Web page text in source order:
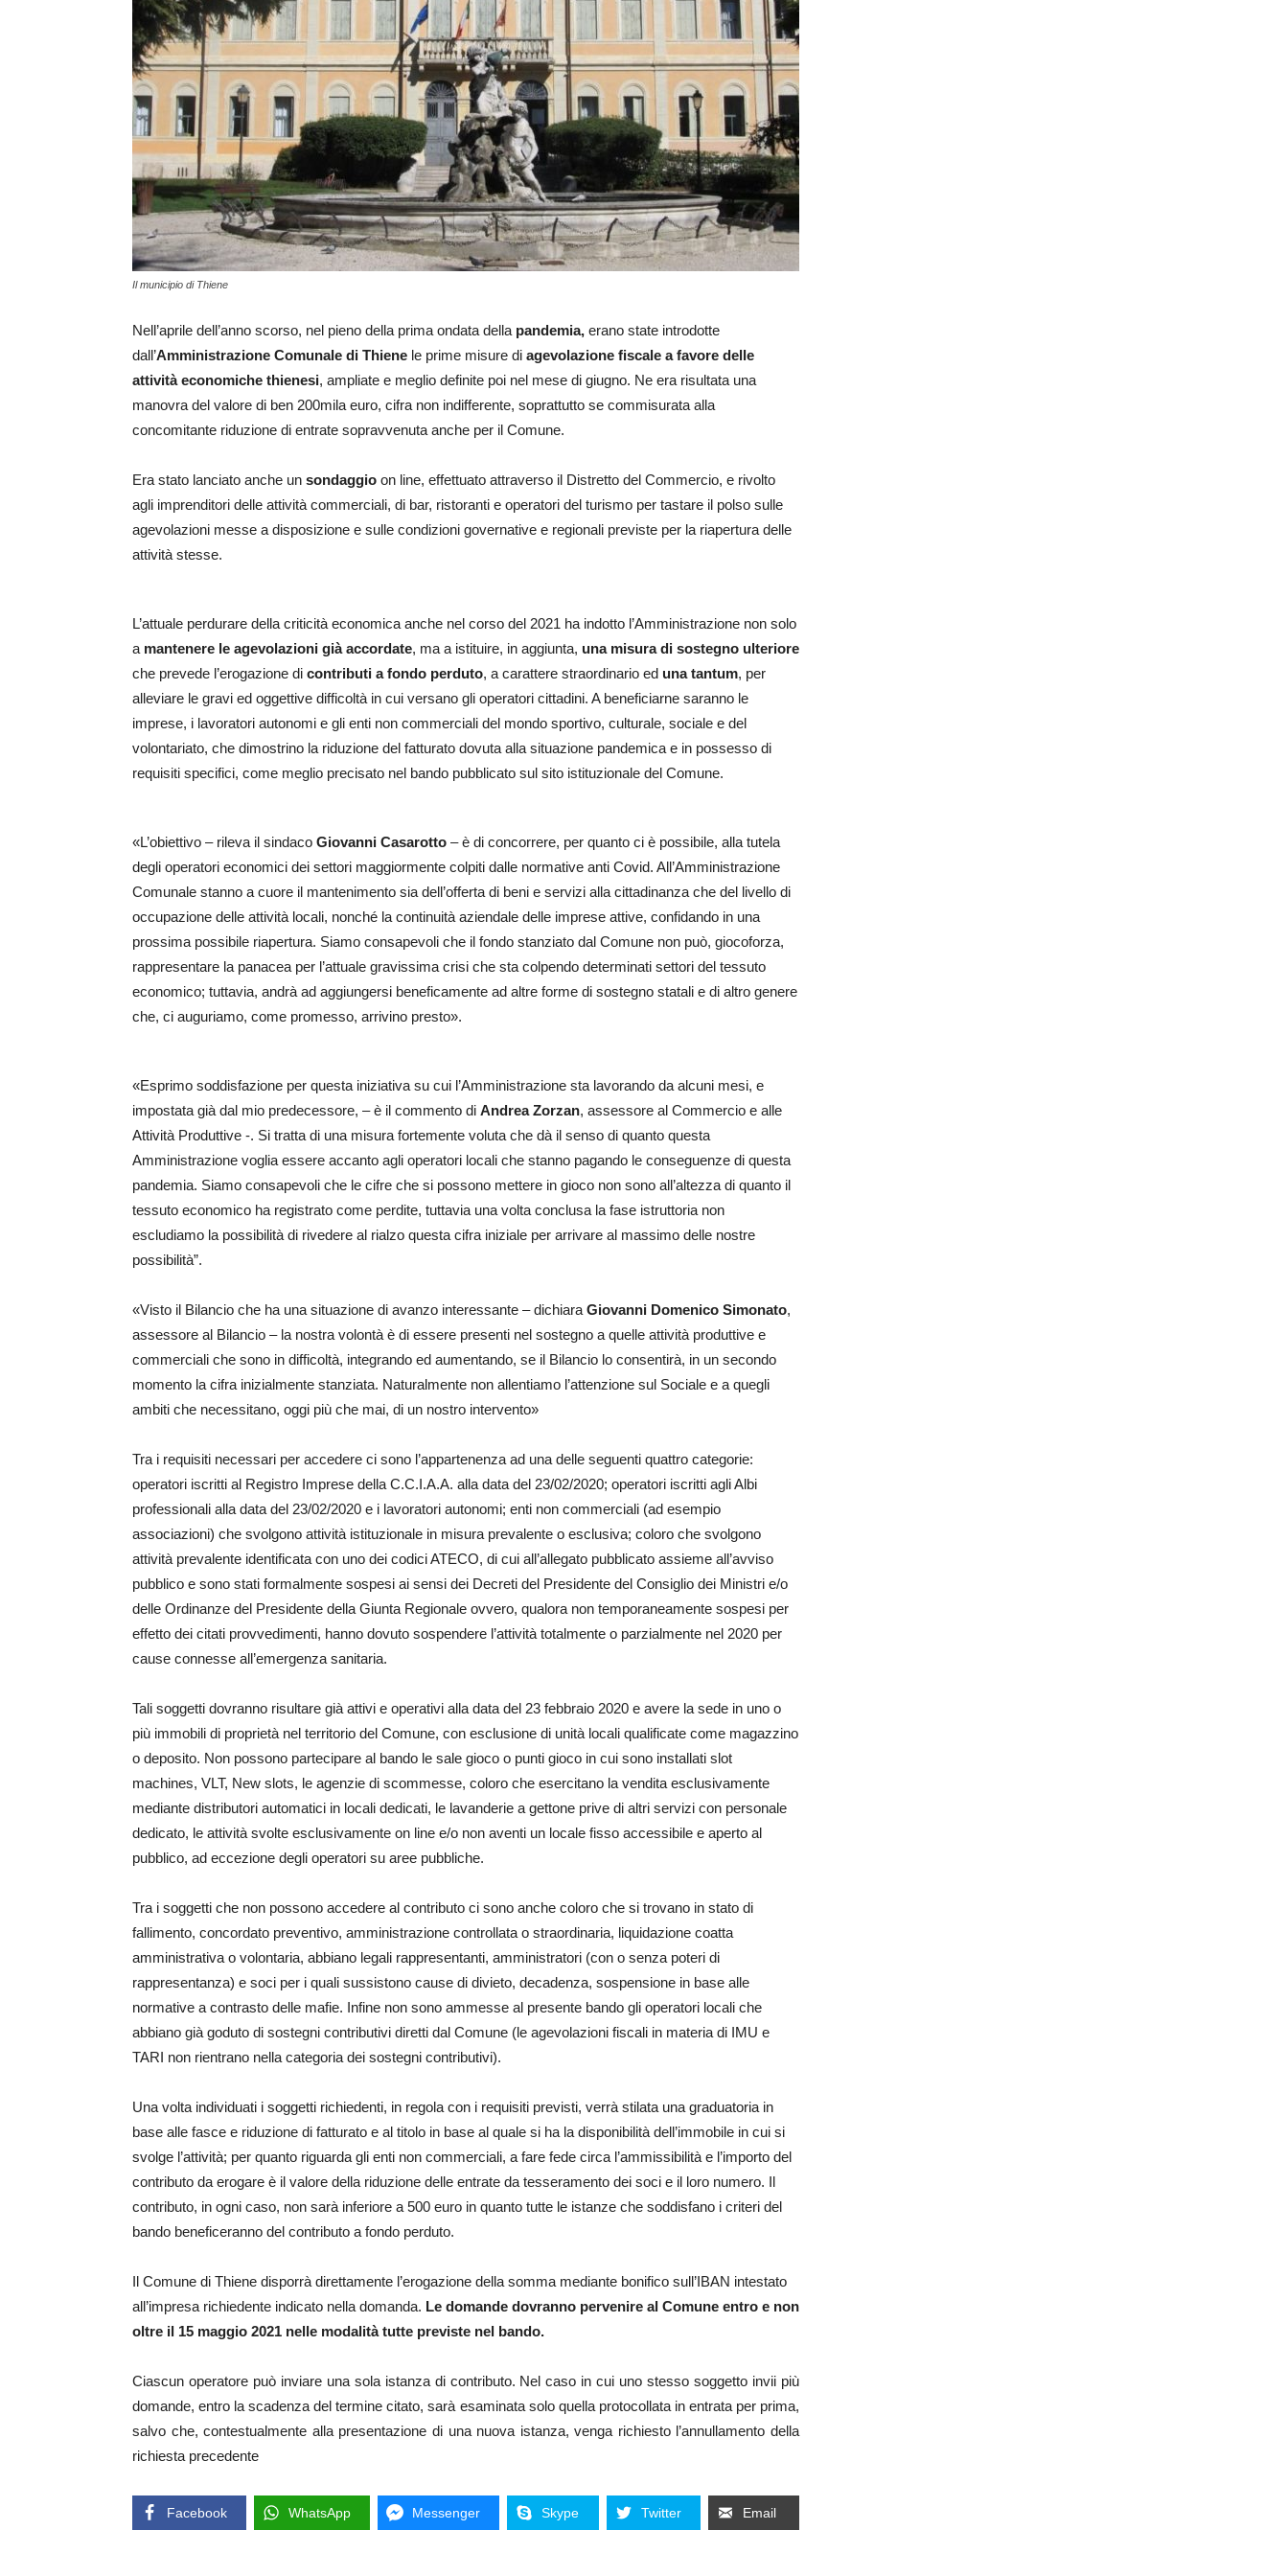
Il municipio di Thiene
Nell’aprile dell’anno scorso, nel pieno della prima ondata della pandemia, erano state introdotte
dall’Amministrazione Comunale di Thiene le prime misure di agevolazione fiscale a favore delle
attività economiche thienesi, ampliate e meglio definite poi nel mese di giugno. Ne era risultata una
manovra del valore di ben 200mila euro, cifra non indifferente, soprattutto se commisurata alla
concomitante riduzione di entrate sopravvenuta anche per il Comune.
Era stato lanciato anche un sondaggio on line, effettuato attraverso il Distretto del Commercio, e rivolto
agli imprenditori delle attività commerciali, di bar, ristoranti e operatori del turismo per tastare il polso sulle
agevolazioni messe a disposizione e sulle condizioni governative e regionali previste per la riapertura delle
attività stesse.
L’attuale perdurare della criticità economica anche nel corso del 2021 ha indotto l’Amministrazione non solo
a mantenere le agevolazioni già accordate, ma a istituire, in aggiunta, una misura di sostegno ulteriore
che prevede l’erogazione di contributi a fondo perduto, a carattere straordinario ed una tantum, per
alleviare le gravi ed oggettive difficoltà in cui versano gli operatori cittadini. A beneficiarne saranno le
imprese, i lavoratori autonomi e gli enti non commerciali del mondo sportivo, culturale, sociale e del
volontariato, che dimostrino la riduzione del fatturato dovuta alla situazione pandemica e in possesso di
requisiti specifici, come meglio precisato nel bando pubblicato sul sito istituzionale del Comune.
«L’obiettivo – rileva il sindaco Giovanni Casarotto – è di concorrere, per quanto ci è possibile, alla tutela
degli operatori economici dei settori maggiormente colpiti dalle normative anti Covid. All’Amministrazione
Comunale stanno a cuore il mantenimento sia dell’offerta di beni e servizi alla cittadinanza che del livello di
occupazione delle attività locali, nonché la continuità aziendale delle imprese attive, confidando in una
prossima possibile riapertura. Siamo consapevoli che il fondo stanziato dal Comune non può, giocoforza,
rappresentare la panacea per l’attuale gravissima crisi che sta colpendo determinati settori del tessuto
economico; tuttavia, andrà ad aggiungersi beneficamente ad altre forme di sostegno statali e di altro genere
che, ci auguriamo, come promesso, arrivino presto».
«Esprimo soddisfazione per questa iniziativa su cui l’Amministrazione sta lavorando da alcuni mesi, e
impostata già dal mio predecessore, – è il commento di Andrea Zorzan, assessore al Commercio e alle
Attività Produttive -. Si tratta di una misura fortemente voluta che dà il senso di quanto questa
Amministrazione voglia essere accanto agli operatori locali che stanno pagando le conseguenze di questa
pandemia. Siamo consapevoli che le cifre che si possono mettere in gioco non sono all’altezza di quanto il
tessuto economico ha registrato come perdite, tuttavia una volta conclusa la fase istruttoria non
escludiamo la possibilità di rivedere al rialzo questa cifra iniziale per arrivare al massimo delle nostre
possibilità”.
«Visto il Bilancio che ha una situazione di avanzo interessante – dichiara Giovanni Domenico Simonato,
assessore al Bilancio – la nostra volontà è di essere presenti nel sostegno a quelle attività produttive e
commerciali che sono in difficoltà, integrando ed aumentando, se il Bilancio lo consentirà, in un secondo
momento la cifra inizialmente stanziata. Naturalmente non allentiamo l’attenzione sul Sociale e a quegli
ambiti che necessitano, oggi più che mai, di un nostro intervento»
Tra i requisiti necessari per accedere ci sono l’appartenenza ad una delle seguenti quattro categorie:
operatori iscritti al Registro Imprese della C.C.I.A.A. alla data del 23/02/2020; operatori iscritti agli Albi
professionali alla data del 23/02/2020 e i lavoratori autonomi; enti non commerciali (ad esempio
associazioni) che svolgono attività istituzionale in misura prevalente o esclusiva; coloro che svolgono
attività prevalente identificata con uno dei codici ATECO, di cui all’allegato pubblicato assieme all’avviso
pubblico e sono stati formalmente sospesi ai sensi dei Decreti del Presidente del Consiglio dei Ministri e/o
delle Ordinanze del Presidente della Giunta Regionale ovvero, qualora non temporaneamente sospesi per
effetto dei citati provvedimenti, hanno dovuto sospendere l’attività totalmente o parzialmente nel 2020 per
cause connesse all’emergenza sanitaria.
Tali soggetti dovranno risultare già attivi e operativi alla data del 23 febbraio 2020 e avere la sede in uno o
più immobili di proprietà nel territorio del Comune, con esclusione di unità locali qualificate come magazzino
o deposito. Non possono partecipare al bando le sale gioco o punti gioco in cui sono installati slot
machines, VLT, New slots, le agenzie di scommesse, coloro che esercitano la vendita esclusivamente
mediante distributori automatici in locali dedicati, le lavanderie a gettone prive di altri servizi con personale
dedicato, le attività svolte esclusivamente on line e/o non aventi un locale fisso accessibile e aperto al
pubblico, ad eccezione degli operatori su aree pubbliche.
Tra i soggetti che non possono accedere al contributo ci sono anche coloro che si trovano in stato di
fallimento, concordato preventivo, amministrazione controllata o straordinaria, liquidazione coatta
amministrativa o volontaria, abbiano legali rappresentanti, amministratori (con o senza poteri di
rappresentanza) e soci per i quali sussistono cause di divieto, decadenza, sospensione in base alle
normative a contrasto delle mafie. Infine non sono ammesse al presente bando gli operatori locali che
abbiano già goduto di sostegni contributivi diretti dal Comune (le agevolazioni fiscali in materia di IMU e
TARI non rientrano nella categoria dei sostegni contributivi).
Una volta individuati i soggetti richiedenti, in regola con i requisiti previsti, verrà stilata una graduatoria in
base alle fasce e riduzione di fatturato e al titolo in base al quale si ha la disponibilità dell’immobile in cui si
svolge l’attività; per quanto riguarda gli enti non commerciali, a fare fede circa l’ammissibilità e l’importo del
contributo da erogare è il valore della riduzione delle entrate da tesseramento dei soci e il loro numero. Il
contributo, in ogni caso, non sarà inferiore a 500 euro in quanto tutte le istanze che soddisfano i criteri del
bando beneficeranno del contributo a fondo perduto.
Il Comune di Thiene disporrà direttamente l’erogazione della somma mediante bonifico sull’IBAN intestato
all’impresa richiedente indicato nella domanda. Le domande dovranno pervenire al Comune entro e non
oltre il 15 maggio 2021 nelle modalità tutte previste nel bando.
Ciascun operatore può inviare una sola istanza di contributo. Nel caso in cui uno stesso soggetto invii più
domande, entro la scadenza del termine citato, sarà esaminata solo quella protocollata in entrata per prima,
salvo che, contestualmente alla presentazione di una nuova istanza, venga richiesto l’annullamento della
richiesta precedente
Facebook WhatsApp Messenger Skype Twitter Email